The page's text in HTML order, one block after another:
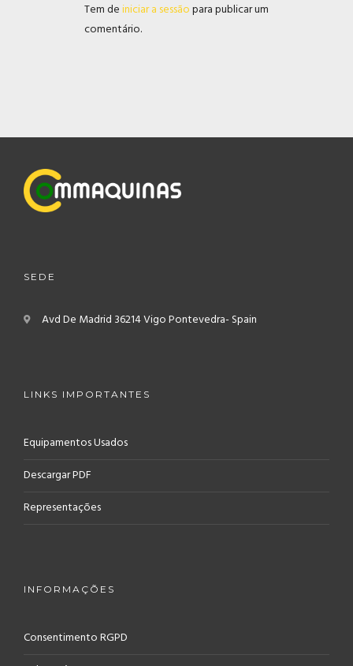
Tem deiniciar a sessãopara publicar um
comentário.
SEDE
Avd De Madrid 36214 VigoPontevedra- Spain
LINKS IMPORTANTES
Equipamentos Usados
Descargar PDF
Representações
INFORMAÇÕES
Consentimento RGPD